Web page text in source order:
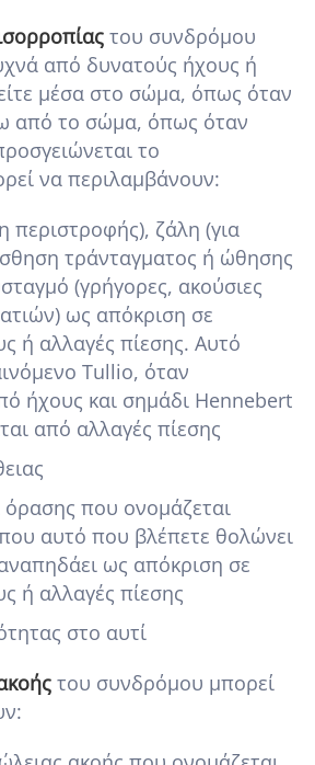
του συνδρόμου
από δυνατούς ήχους ή
μέσα στο σώμα, όπως όταν
από το σώμα, όπως όταν
το
να περιλαμβάνουν:
περιστροφής), ζάλη (για
τράνταγματος ή ώθησης
(γρήγορες, ακούσιες
ως απόκριση σε
ή αλλαγές πίεσης. Αυτό
Tullio, όταν
ήχους και σημάδι Hennebert
από αλλαγές πίεσης
που ονομάζεται
αυτό που βλέπετε θολώνει
ως απόκριση σε
ή αλλαγές πίεσης
στο αυτί
του συνδρόμου μπορεί